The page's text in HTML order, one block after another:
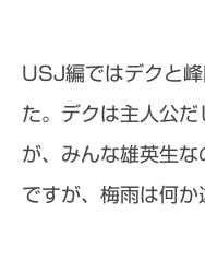
USJ編ではデクと
た。デクは主人公
が、みんな雄英生
ですが、梅雨は何か